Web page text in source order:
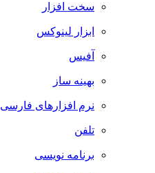
سخت افزار
ابزار لینوکس
آفیس
بهینه ساز
نرم افزارهای فارسی
تلفن
برنامه نویسی